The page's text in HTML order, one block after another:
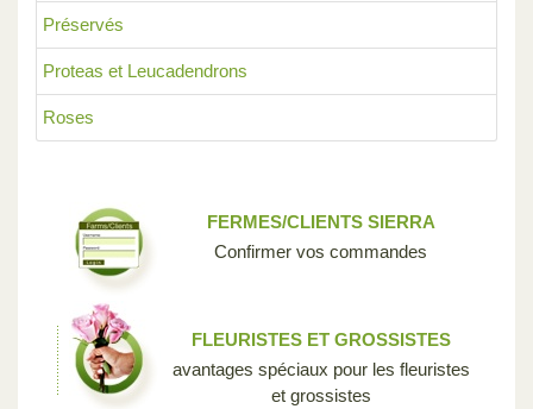
Préservés
Proteas et Leucadendrons
Roses
FERMES/CLIENTS SIERRA
Confirmer vos commandes
FLEURISTES ET GROSSISTES
avantages spéciaux pour les fleuristes
et grossistes